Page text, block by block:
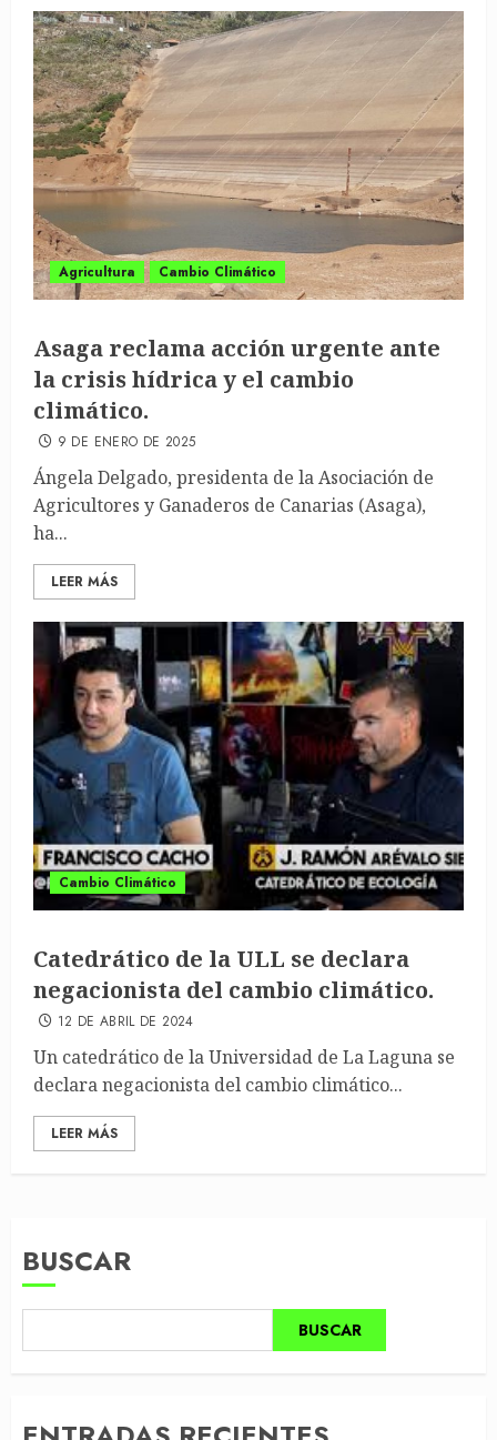
Agricultura Cambio Climático
Asaga reclama acción urgente ante
la crisis hídrica y el cambio
climático.
9 DE ENERO DE 2025
Ángela Delgado, presidenta de la Asociación de
Agricultores y Ganaderos de Canarias (Asaga),
ha...
LEER MÁS
Cambio Climático
Catedrático de la ULL se declara
negacionista del cambio climático.
12 DE ABRIL DE 2024
Un catedrático de la Universidad de La Laguna se
declara negacionista del cambio climático...
LEER MÁS
BUSCAR
BUSCAR